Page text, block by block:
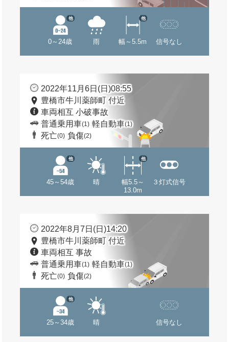
0～24歳
他
雨 幅～5.5m
他
信号なし
2022年11月6日(日)08:55
豊橋市牛川薬師町 付近
車両相互 小破事故
普通乗用車(1) 軽自動車(1)
死亡(0) 負傷(2)
45～54歳
他
晴
幅5.5～
13.0m
他
３灯式信号
2022年8月7日(日)14:20
豊橋市牛川薬師町 付近
車両相互 事故
普通乗用車(1) 軽自動車(1)
死亡(0) 負傷(2)
25～34歳
他
晴 信号なし